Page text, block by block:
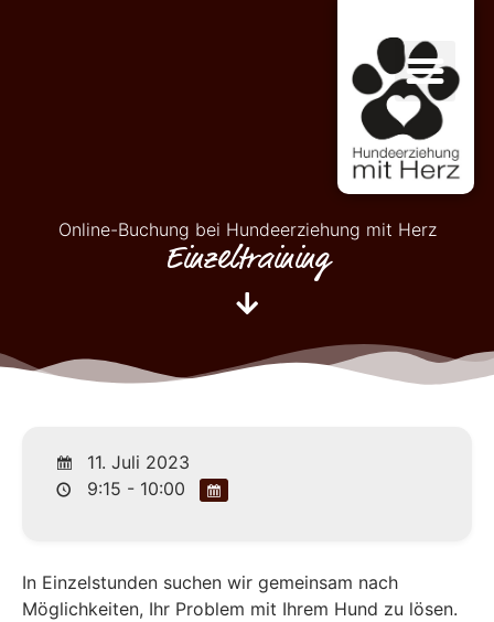
Online-Buchung bei Hundeerziehung mit Herz
Einzeltraining
11. Juli 2023
9:15 - 10:00
In Einzelstunden suchen wir gemeinsam nach
Möglichkeiten, Ihr Problem mit Ihrem Hund zu lösen.